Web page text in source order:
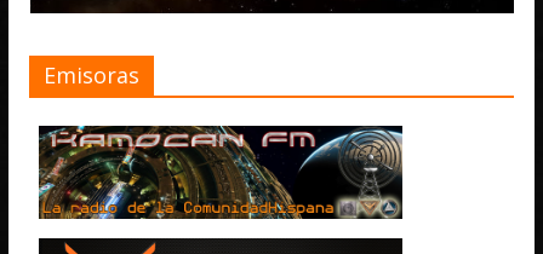
Emisoras